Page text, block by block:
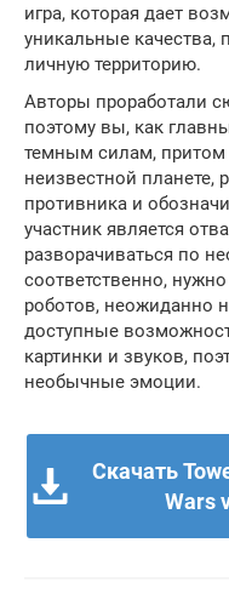
игра, которая дает
уникальные качества,
личную территорию.
Авторы проработали
поэтому вы, как
темным силам, притом
неизвестной планете,
противника и
участник является
разворачиваться по
соответственно,
роботов, неожиданно
доступные
картинки и звуков,
необычные эмоции.
Скачать
Wars